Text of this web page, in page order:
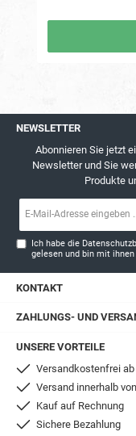
NEWSLETTER
Abonnieren Sie jetzt
Newsletter und Sie
Produkte
Ich habe die
gelesen und bin mit
KONTAKT
ZAHLUNGS- UND
UNSERE VORTEILE
Versandkostenfrei ab
Versand innerhalb
Kauf auf Rechnung
Sichere Bezahlung